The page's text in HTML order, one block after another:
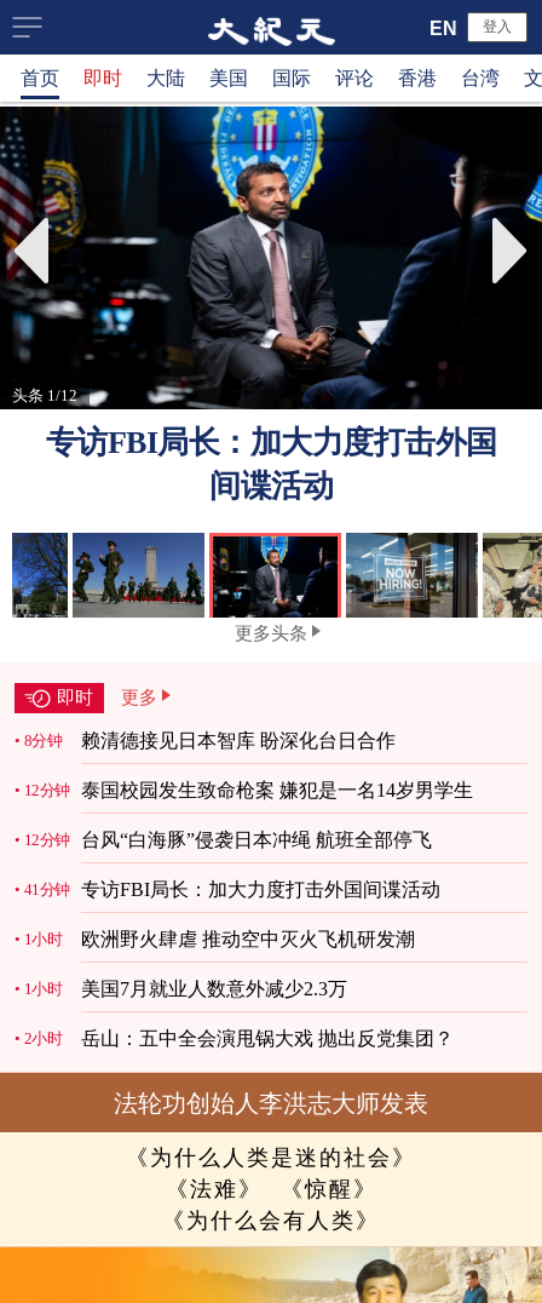
大
纪
元
新
闻
网
登入
EN
首页 即时 大陆 美国 国际 评论 香港 台湾
头条 1/12
专访FBI局长：加大力度打击外国
间谍活动
更多头条
即时 更多
8分钟 赖清德接见日本智库 盼深化台日合作
12分钟 泰国校园发生致命枪案 嫌犯是一名14岁男学生
12分钟 台风“白海豚”侵袭日本冲绳 航班全部停飞
41分钟 专访FBI局长：加大力度打击外国间谍活动
1小时 欧洲野火肆虐 推动空中灭火飞机研发潮
1小时 美国7月就业人数意外减少2.3万
2小时 岳山：五中全会演甩锅大戏 抛出反党集团？
法轮功创始人李洪志大师发表
《为什么人类是迷的社会》
《法难》
《惊醒》
《为什么会有人类》